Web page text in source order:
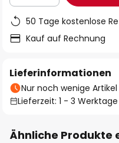
50 Tage kostenlose
Kauf auf Rechnung
Lieferinformationen
Nur noch wenige
Lieferzeit: 1 - 3 Werktage
Ähnliche Produkte